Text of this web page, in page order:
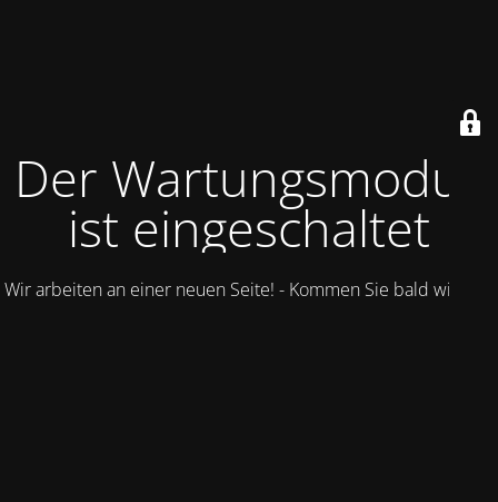
Der Wartungsmodus
ist eingeschaltet
Wir arbeiten an einer neuen Seite! - Kommen Sie bald wieder.